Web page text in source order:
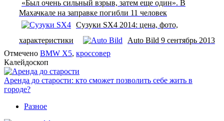
«Был очень сильный взрыв, затем еще один». В
Махачкале на заправке погибли 11 человек
Сузуки SX4 2014: цена, фото,
характеристики
Auto Bild 9 сентябрь 2013
Отмечено BMW X5, кроссовер
Калейдоскоп
Аренда до старости: кто сможет позволить себе жить в
городе?
Разное